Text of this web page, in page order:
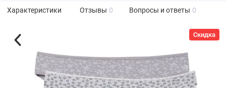
Характеристики Отзывы 0 Вопросы и ответы 0
Скидка